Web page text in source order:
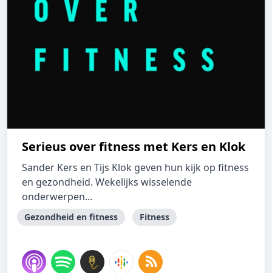
Serieus over fitness met Kers en Klok
Sander Kers en Tijs Klok geven hun kijk op fitness
en gezondheid. Wekelijks wisselende
onderwerpen...
Gezondheid en fitness Fitness